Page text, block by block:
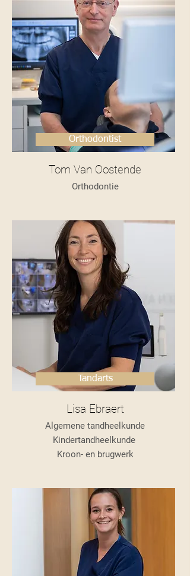
Orthodontist
Tom Van Oostende
Orthodontie
Tandarts
Lisa Ebraert
Algemene tandheelkunde
Kindertandheelkunde
Kroon- en brugwerk